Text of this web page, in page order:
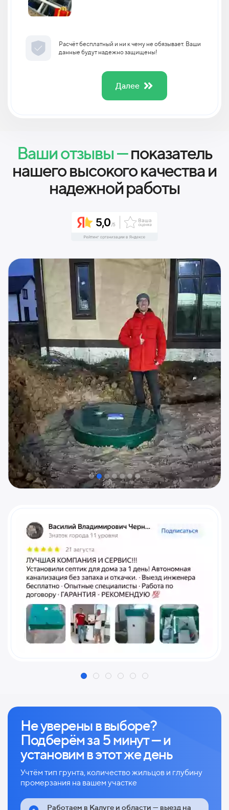
Расчёт бесплатный и ни к чему не обязывает. Ваши
данные будут надежно защищены!
Далее
Ваши отзывы —показатель
нашего высокого качества и
надежной работы
Не уверены в выборе?
Подберём за 5 минут — и
установим в этот же день
Учтём тип грунта, количество жильцов и глубину
промерзания на вашем участке
Работаем в Калуге и области — выезд на